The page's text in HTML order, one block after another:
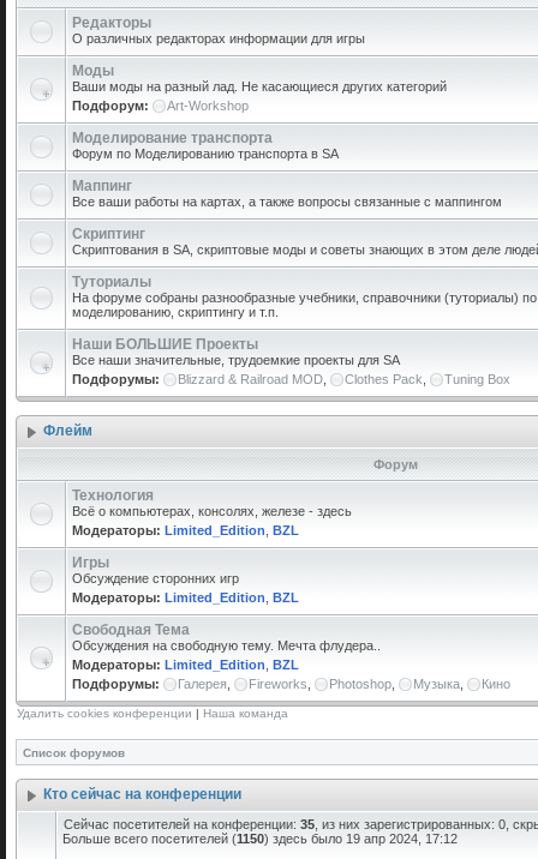
Редакторы
О различных редакторах информации для игры
Моды
Ваши моды на разный лад. Не касающиеся других категорий
Подфорум:
Art-Workshop
Моделирование транспорта
Форум по Моделированию транспорта в SA
Маппинг
Все ваши работы на картах, а также вопросы связанные с маппингом
Скриптинг
Скриптования в SA, скриптовые моды и советы знающих в этом деле
Туториалы
На форуме собраны разнообразные учебники, справочники (туториалы)
моделированию, скриптингу и т.п.
Наши БОЛЬШИЕ Проекты
Все наши значительные, трудоемкие проекты для SA
Подфорумы:
Blizzard & Railroad MOD Clothes Pack Tuning Box
Флейм
Форум
Технология
Всё о компьютерах, консолях, железе - здесь
Модераторы: Limited_Edition BZL
Игры
Обсуждение сторонних игр
Модераторы: Limited_Edition BZL
Свободная Тема
Обсуждения на свободную тему. Мечта флудера..
Модераторы: Limited_Edition BZL
Подфорумы:
Галерея Fireworks Photoshop Музыка Кино
Удалить cookies конференции | Наша команда
Список форумов
Кто сейчас на конференции
Сейчас посетителей на конференции: 35 , из них зарегистрированных: 0,
Больше всего посетителей (1150) здесь было 19 апр 2024, 17:12